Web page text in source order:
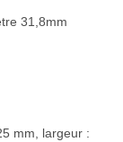
31,8mm
mm, largeur :